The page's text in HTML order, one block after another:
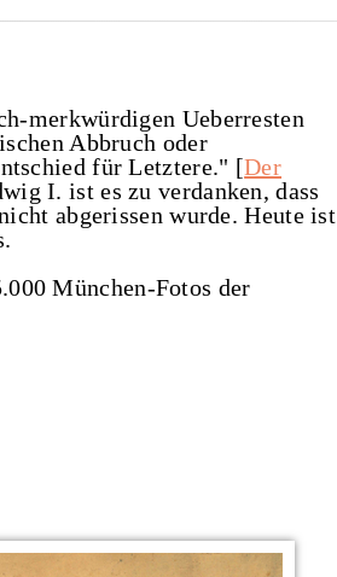
merkwürdigen Ueberresten
Abbruch oder
für Letztere." [Der
I. ist es zu verdanken, dass
abgerissen wurde. Heute ist
München-Fotos der